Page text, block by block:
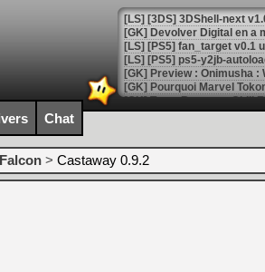
[GK] Devolver Digital en a
[LS] [PS5] ps5-y2jb-
[GK] Pourquoi Marvel
[GK] Test : Restory : Chill
[GK] GTA 6 : Rockstar
[GK] Hot Wheels Infinite
[GK] Mémoire cash -
[GK] Résultats Nintendo :
[GK] Déjà des
[Mo5] Brickboy cherche à
[GK] Minecraft et ses «
[GK] Beast of
[GK] Ubisoft : fin de partie
Chat
> Castaway 0.9.2